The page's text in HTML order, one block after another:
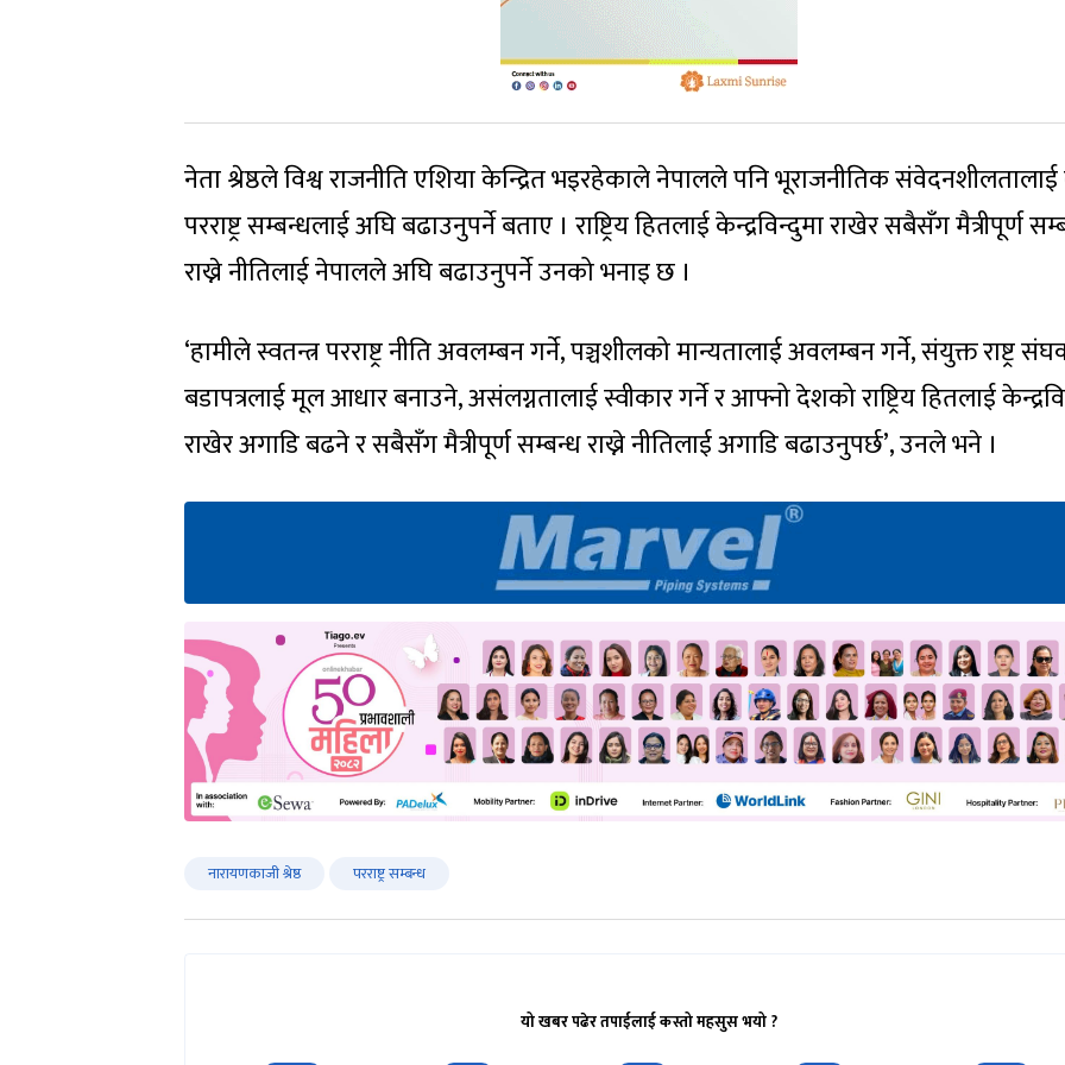
नेता श्रेष्ठले विश्व राजनीति एशिया केन्द्रित भइरहेकाले नेपालले पनि भूराजनीतिक
परराष्ट्र सम्बन्धलाई अघि बढाउनुपर्ने बताए । राष्ट्रिय हितलाई केन्द्रविन्दुमा राखेर सबैसँग मैत्रीपूर्ण
राख्ने नीतिलाई नेपालले अघि बढाउनुपर्ने उनको भनाइ छ ।
‘हामीले स्वतन्त्र परराष्ट्र नीति अवलम्बन गर्ने, पञ्चशीलको मान्यतालाई अवलम्बन गर्ने, संयुक्त राष्ट्र
बडापत्रलाई मूल आधार बनाउने, असंलग्नतालाई स्वीकार गर्ने र आफ्नो देशको राष्ट्रिय हितलाई
राखेर अगाडि बढने र सबैसँग मैत्रीपूर्ण सम्बन्ध राख्ने नीतिलाई अगाडि बढाउनुपर्छ’, उनले भने ।
नारायणकाजी श्रेष्ठ परराष्ट्र सम्बन्ध
यो खबर पढेर तपाईलाई कस्तो महसुस भयो ?